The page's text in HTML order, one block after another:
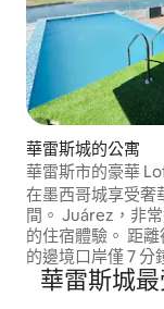
華雷斯城的公寓
華雷斯市的豪華
德州埃爾帕索 (El
在墨西哥城享受奢
間。 Juárez，非
的住宿體驗。 距離德州埃爾帕索 (El Paso)
的邊境口岸僅 7 分鐘路程。
現代設計、極佳
營造出輕鬆的氣氛。 此外，您還可
華雷斯城